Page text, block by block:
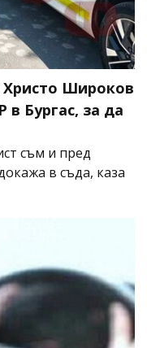
Широков
Бургас, за да
съм и пред
в съда, каза